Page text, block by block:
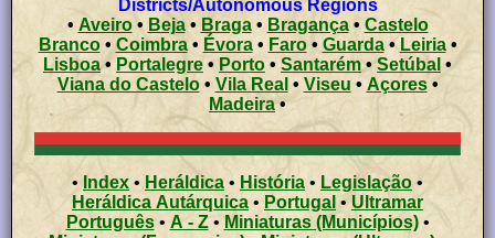
Districts/Autonomous Regions
• Aveiro• Beja• Braga• Bragança• Castelo
Branco•Coimbra• Évora• Faro• Guarda•Leiria•
Lisboa• Portalegre • Porto • Santarém• Setúbal •
Viana do Castelo• Vila Real • Viseu • Açores •
Madeira •
• Index • Heráldica • História • Legislação •
Heráldica Autárquica • Portugal •Ultramar
Português• A - Z• Miniaturas (Municípios)•